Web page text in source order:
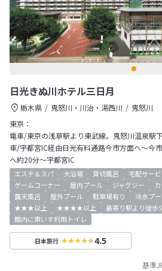
日光きぬ川ホテル三日月
栃木県 鬼怒川・川治・湯西川
鬼怒川
東京：
電車/東京の浅草駅より東武線。鬼怒川温泉駅
車/宇都宮IC経由日光有料通路今市方面へ～今
へ約20分～宇都宮IC
エステ＆スパ 大浴場 貸切風呂 宅配サービ
ゲームコーナー
屋内プール ジャグジー
露天風呂
屋外プール 駐車場有り 冷水プ
★★★以上
★★★★以上
最寄り駅より徒歩
館内に車いす利用トイレ
日本旅行 4.5
基準